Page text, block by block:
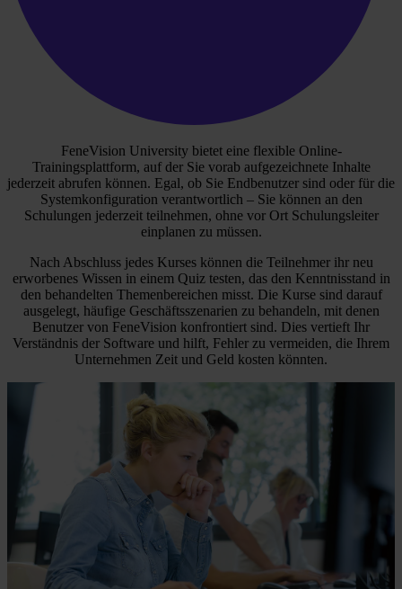
FeneVision University bietet eine flexible Online-
Trainingsplattform, auf der Sie vorab aufgezeichnete Inhalte
jederzeit abrufen können. Egal, ob Sie Endbenutzer sind oder für die
Systemkonfiguration verantwortlich – Sie können an den
Schulungen jederzeit teilnehmen, ohne vor Ort Schulungsleiter
einplanen zu müssen.
Nach Abschluss jedes Kurses können die Teilnehmer ihr neu
erworbenes Wissen in einem Quiz testen, das den Kenntnisstand in
den behandelten Themenbereichen misst. Die Kurse sind darauf
ausgelegt, häufige Geschäftsszenarien zu behandeln, mit denen
Benutzer von FeneVision konfrontiert sind. Dies vertieft Ihr
Verständnis der Software und hilft, Fehler zu vermeiden, die Ihrem
Unternehmen Zeit und Geld kosten könnten.